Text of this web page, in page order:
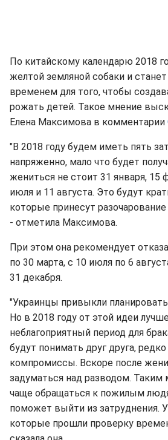
По китайскому календарю 2018
желтой земляной собаки и
временем для того, чтобы
рожать детей. Такое мнение
Елена Максимова в комментарии
"В 2018 году будем иметь пять
напряженно, мало что будет
жениться не стоит 31 января, 15
июля и 11 августа. Это будут
которые принесут
- отметила Максимова.
При этом она рекомендует
по 30 марта, с 10 июля по 6
31 декабря.
"Украинцы привыкли
Но в 2018 году от этой идеи
неблагоприятный период для
будут понимать друг друга,
компромиссы. Вскоре после
задуматься над разводом.
чаще обращаться к пожилым
поможет выйти из затруднения.
которые прошли проверку